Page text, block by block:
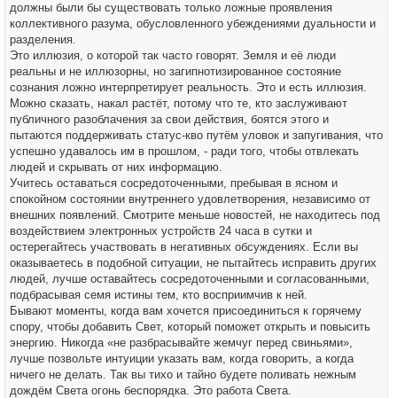
должны были бы существовать только ложные проявления
коллективного разума, обусловленного убеждениями дуальности и
разделения.
Это иллюзия, о которой так часто говорят. Земля и её люди
реальны и не иллюзорны, но загипнотизированное состояние
сознания ложно интерпретирует реальность. Это и есть иллюзия.
Можно сказать, накал растёт, потому что те, кто заслуживают
публичного разоблачения за свои действия, боятся этого и
пытаются поддерживать статус-кво путём уловок и запугивания, что
успешно удавалось им в прошлом, - ради того, чтобы отвлекать
людей и скрывать от них информацию.
Учитесь оставаться сосредоточенными, пребывая в ясном и
спокойном состоянии внутреннего удовлетворения, независимо от
внешних появлений. Смотрите меньше новостей, не находитесь под
воздействием электронных устройств 24 часа в сутки и
остерегайтесь участвовать в негативных обсуждениях. Если вы
оказываетесь в подобной ситуации, не пытайтесь исправить других
людей, лучше оставайтесь сосредоточенными и согласованными,
подбрасывая семя истины тем, кто восприимчив к ней.
Бывают моменты, когда вам хочется присоединиться к горячему
спору, чтобы добавить Свет, который поможет открыть и повысить
энергию. Никогда «не разбрасывайте жемчуг перед свиньями»,
лучше позвольте интуиции указать вам, когда говорить, а когда
ничего не делать. Так вы тихо и тайно будете поливать нежным
дождём Света огонь беспорядка. Это работа Света.